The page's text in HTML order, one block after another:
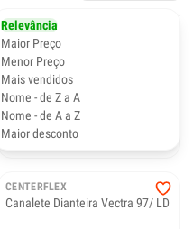
Relevância
Maior Preço
Menor Preço
Mais vendidos
Nome - de Z a A
Nome - de A a Z
Maior desconto
CENTERFLEX
Borracha Janela Porta Cargo
Lado Esquerdo
R$ 187,90
CENTERFLEX
Canalete Dianteira Vectra 97/ LD